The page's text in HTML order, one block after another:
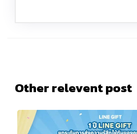
Other relevent post